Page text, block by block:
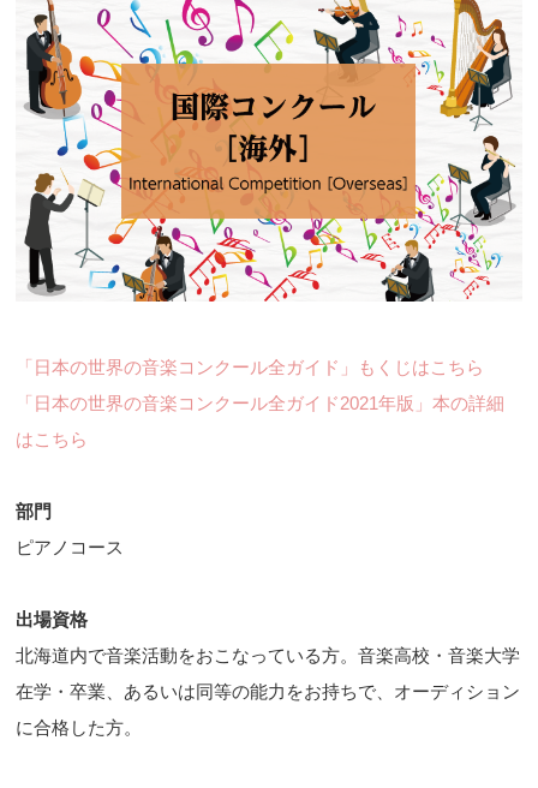
「日本の世界の音楽コンクール全ガイド」もくじはこちら
「日本の世界の音楽コンクール全ガイド2021年版」本の詳細
はこちら
部門
ピアノコース
出場資格
北海道内で音楽活動をおこなっている方。音楽高校・音楽大学
在学・卒業、あるいは同等の能力をお持ちで、オーディション
に合格した方。